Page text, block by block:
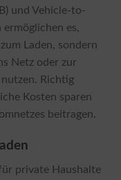
und Vehicle-to-
ermöglichen es,
Laden, sondern
Netz oder zur
nutzen. Richtig
Kosten sparen
beitragen.
private Haushalte